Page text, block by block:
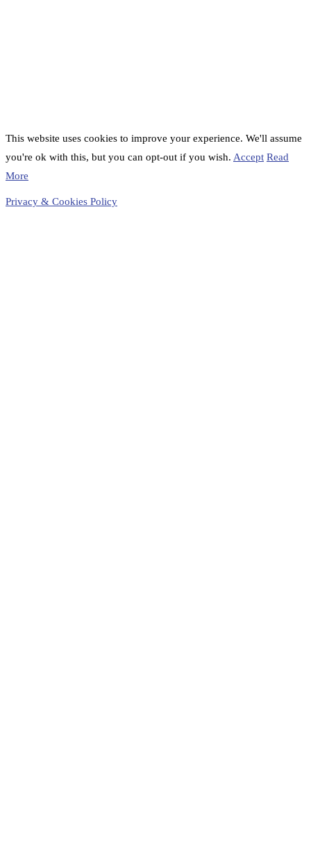
This website uses cookies to improve your experience. We'll assume
you're ok with this, but you can opt-out if you wish. Accept Read
More
Privacy & Cookies Policy